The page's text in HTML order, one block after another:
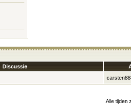
Discussie
Alle tijden